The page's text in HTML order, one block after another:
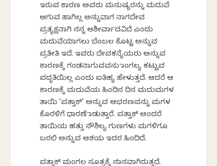
ಇರುವ ಕಾರಣ ಅವರು ಮನುಷ್ಯರನ್ನು ಮದುವೆ
ಆಗುವ ಹಾಗಿಲ್ಲ ಅನ್ನುವಾಗ ನಾಗದೇವ
ಪ್ರತ್ಯಕ್ಷನಾಗಿ ನನ್ನ ಆಶೀರ್ವಾದವಿದೆ ಎಂದು
ಮದುವೆಯಾಗಲು ಬೆಂಬಲ ಕೊಟ್ಟ ಅನ್ನುವ
ಪ್ರತೀತಿ ಇದೆ. ಇವರು ದೇವಕನ್ಯೆಯರು ಅನ್ನುವ
ಕಾರಣಕ್ಕೆ ಗಂಡನಾಗುವವನು ಮಾಂಗಲ್ಯ ಕಟ್ಟುವ
ಪದ್ಧತಿಯಿಲ್ಲ ಎಂದು ಐತಿಹ್ಯ ಹೇಳುತ್ತದೆ. ಆದರೆ ಆ
ಕಾರಣಕ್ಕೆ ಮದುವೆಯ ಹಿಂದಿನ ದಿನ ಮದುಮಗಳ
ತಾಯಿ ‘ಪತ್ತಾಕ್’ ಅನ್ನುವ ಆಭರಣವನ್ನು ಮಗಳ
ಕೊರಳಿಗೆ ಧಾರಣೆ ಮಾಡುತ್ತಾರೆ. ಪತ್ತಾಕ್ ಅಂದರೆ
ತಾಯಿಯ ಹತ್ತು ಸೌಶಿಲ್ಯ ಗುಣಗಳು ಮಗಳಿಗೂ
ಬರಲಿ ಅನ್ನುವ ಆಶಯ ಇದರ ಹಿಂದಿದೆ.
ಪತ್ತಾಕ್ ಮಂಗಲ ಸೂತ್ರಕ್ಕೆ ಸಮಾನವಾಗಿರುತ್ತದೆ.